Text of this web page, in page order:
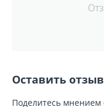
Оставить
Поделитесь мнением